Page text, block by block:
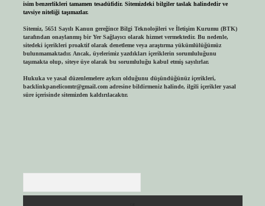
isim benzerlikleri tamamen tesadüfidir. Sitemizdeki bilgiler taslak halindedir ve
tavsiye niteliği taşımazlar.
Sitemiz, 5651 Sayılı Kanun gereğince Bilgi Teknolojileri ve İletişim Kurumu (BTK)
tarafından onaylanmış bir Yer Sağlayıcı olarak hizmet vermektedir. Bu nedenle,
sitedeki içerikleri proaktif olarak denetleme veya araştırma yükümlülüğümüz
bulunmamaktadır. Ancak, üyelerimiz yazdıkları içeriklerin sorumluluğunu
taşımakta olup, siteye üye olarak bu sorumluluğu kabul etmiş sayılırlar.
Hukuka ve yasal düzenlemelere aykırı olduğunu düşündüğünüz içerikleri,
backlinkpanelicomtr@gmail.comadresine bildirmeniz halinde, ilgili içerikler yasal
süre içerisinde sitemizden kaldırılacaktır.